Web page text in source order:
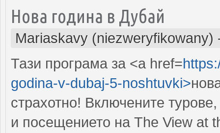
Нова година в Дубай
Mariaskavy (niezweryfikowany)
Тази програма за <a href=
godina-v-dubaj-5-noshtuvki>
страхотно! Включените
и посещението на The View at